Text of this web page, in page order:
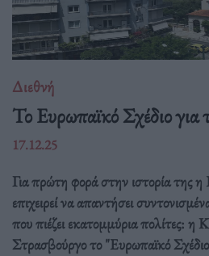
Διεθνή
Το Ευρωπαϊκό Σχέδιο για
17.12.25
Για πρώτη φορά στην ιστορία της
επιχειρεί να απαντήσει
που πιέζει εκατομμύρια πολίτες: η
Στρασβούργο το "Ευρωπαϊκό